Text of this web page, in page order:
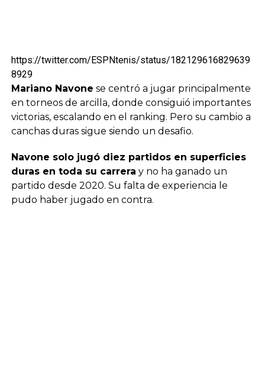
https://twitter.com/ESPNtenis/status/182129616829639
8929
Mariano Navone se centró a jugar principalmente
en torneos de arcilla, donde consiguió importantes
victorias, escalando en el ranking. Pero su cambio a
canchas duras sigue siendo un desafio.
Navone solo jugó diez partidos en superficies
duras en toda su carrera y no ha ganado un
partido desde 2020. Su falta de experiencia le
pudo haber jugado en contra.